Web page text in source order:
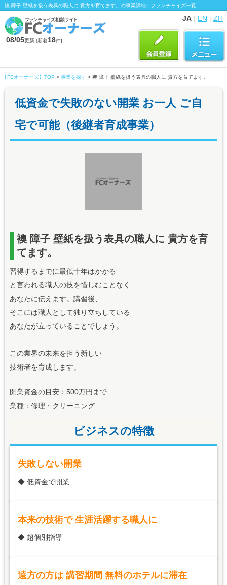
襖 障子 壁紙を扱う表具の職人に 貴方を育てます。の事業詳細 | フランチャイズ一覧
08/05更新 [新着18件]
JA | EN | ZH
【FCオーナーズ】TOP >事業を探す> 襖 障子 壁紙を扱う表具の職人に 貴方を育てます。
低資金で失敗のない開業 お一人 ご自
宅で可能（後継者育成事業）
襖 障子 壁紙を扱う表具の職人に 貴方を育
てます。
習得するまでに最低十年はかかる
と言われる職人の技を惜しむことなく
あなたに伝えます。講習後、
そこには職人として独り立ちしている
あなたが立っていることでしょう。
この業界の未来を担う新しい
技術者を育成します。
開業資金の目安：500万円まで
業種：修理・クリーニング
ビジネスの特徴
失敗しない開業
◆ 低資金で開業
本来の技術で 生涯活躍する職人に
◆ 超個別指導
遠方の方は 講習期間 無料のホテルに滞在